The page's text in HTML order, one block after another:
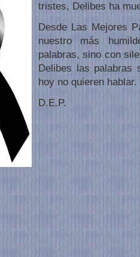
tristes, Delibes ha
Desde Las Mejores
nuestro más
palabras, sino con
Delibes las palabras
hoy no quieren hablar.
D.E.P.